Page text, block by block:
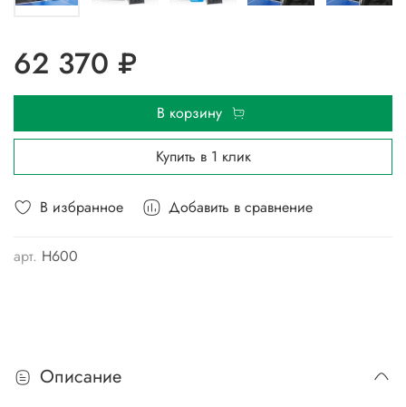
В избранное Добавить в сравнение
арт. H600
62 370 ₽
В корзину
Купить в 1 клик
Описание